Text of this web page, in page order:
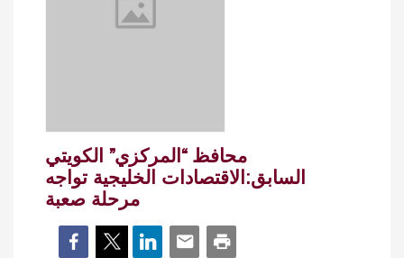
محافظ “المركزي” الكويتي
السابق:الاقتصادات الخليجية تواجه
مرحلة صعبة